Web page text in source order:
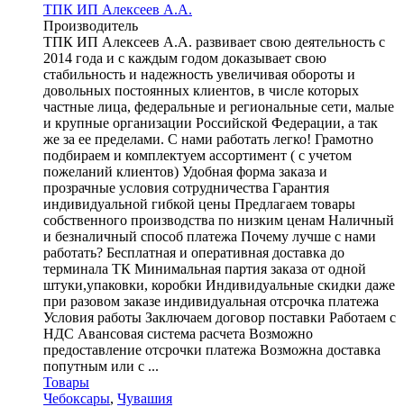
ТПК ИП Алексеев А.А.
Производитель
ТПК ИП Алексеев А.А. развивает свою деятельность с
2014 года и с каждым годом доказывает свою
стабильность и надежность увеличивая обороты и
довольных постоянных клиентов, в числе которых
частные лица, федеральные и региональные сети, малые
и крупные организации Российской Федерации, а так
же за ее пределами. С нами работать легко! Грамотно
подбираем и комплектуем ассортимент ( с учетом
пожеланий клиентов) Удобная форма заказа и
прозрачные условия сотрудничества Гарантия
индивидуальной гибкой цены Предлагаем товары
собственного производства по низким ценам Наличный
и безналичный способ платежа Почему лучше с нами
работать? Бесплатная и оперативная доставка до
терминала ТК Минимальная партия заказа от одной
штуки,упаковки, коробки Индивидуальные скидки даже
при разовом заказе индивидуальная отсрочка платежа
Условия работы Заключаем договор поставки Работаем с
НДС Авансовая система расчета Возможно
предоставление отсрочки платежа Возможна доставка
попутным или с ...
Товары
Чебоксары, Чувашия